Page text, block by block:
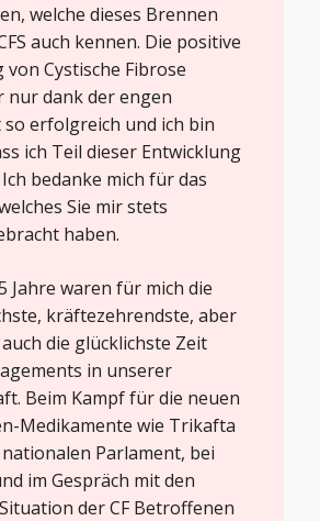
welche dieses Brennen
auch kennen. Die positive
von Cystische Fibrose
nur dank der engen
erfolgreich und ich bin
ich Teil dieser Entwicklung
bedanke mich für das
Sie mir stets
haben.
Jahre waren für mich die
kräftezehrendste, aber
die glücklichste Zeit
in unserer
Beim Kampf für die neuen
Medikamente wie Trikafta
Parlament, bei
im Gespräch mit den
der CF Betroffenen